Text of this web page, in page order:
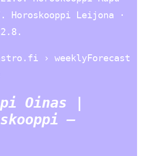
Horoskooppi Leijona ·
› weeklyForecast
Oinas |
–